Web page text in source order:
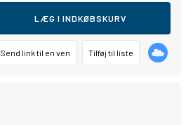
LÆG I INDKØBSKURV
Send link til en ven Tilføj til liste